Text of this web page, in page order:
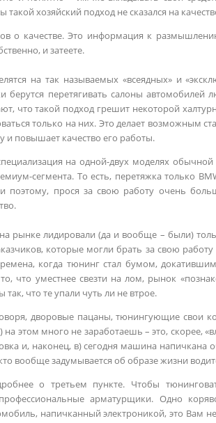
такой хозяйский подход не сказался на
о качестве. Это информация к
и затеете.
на так называемых «всеядных» и
берутся перетягивать салоны
что такой подход грешит некоторой
только на них. Это делает возможным
и повышает качество его работы.
на одной-двух моделях
сегмента. То есть, перетяжка только
поэтому, прося за свою работу очень
рынке лидировали (да и вообще – были)
которые могли брать за свою
когда тюнинг стал бумом,
что уместнее свезти на лом, рынок
так, что те упали чуть ли не втрое.
дворовые пацаны, тюнингующие свои
на этом много не заработаешь – это, скорее,
и, наконец, в) сегодня машина
вообще задумывается об образе жизни
о третьем пункте. Чтобы
арматурщики. Одно
напичканный электроникой, это Вам